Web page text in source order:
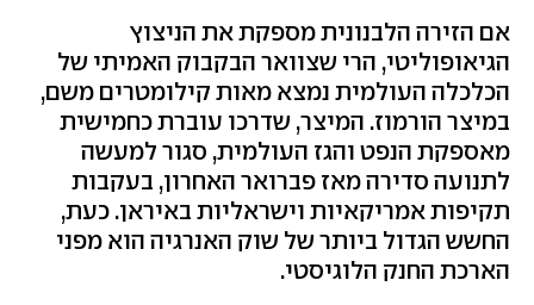
אם הזירה הלבנונית מספקת את הניצוץ
הגיאופוליטי, הרי שצוואר הבקבוק האמיתי של
הכלכלה העולמית נמצא מאות קילומטרים משם,
במיצר הורמוז. המיצר, שדרכו עוברת כחמישית
מאספקת הנפט והגז העולמית, סגור למעשה
לתנועה סדירה מאז פברואר האחרון, בעקבות
תקיפות אמריקאיות וישראליות באיראן. כעת,
החשש הגדול ביותר של שוק האנרגיה הוא מפני
הארכת החנק הלוגיסטי.